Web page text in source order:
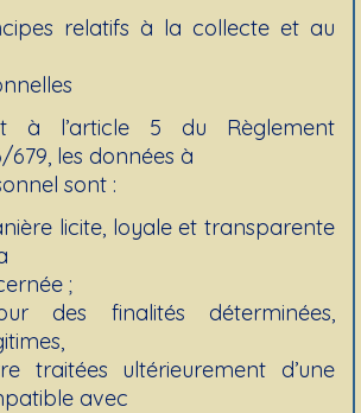
relatifs à la collecte et au
à l’article 5 du Règlement
679, les données à
sont :
licite, loyale et transparente
;
des finalités déterminées,
traitées ultérieurement d’une
avec